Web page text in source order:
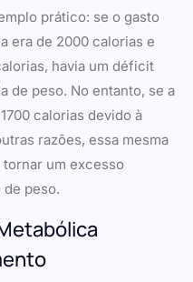
prático: se o gasto
era de 2000 calorias e
havia um déficit
de peso. No entanto, se a
calorias devido à
razões, essa mesma
tornar um excesso
peso.